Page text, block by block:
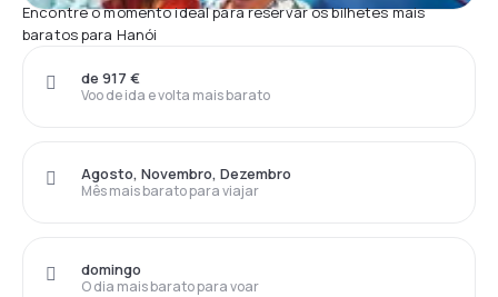
Encontre o momento ideal para reservar os bilhetes mais
baratos para Hanói
Voo de ida e volta mais barato
de 917 €
Mês mais barato para viajar
Agosto, Novembro, Dezembro
O dia mais barato para voar
domingo